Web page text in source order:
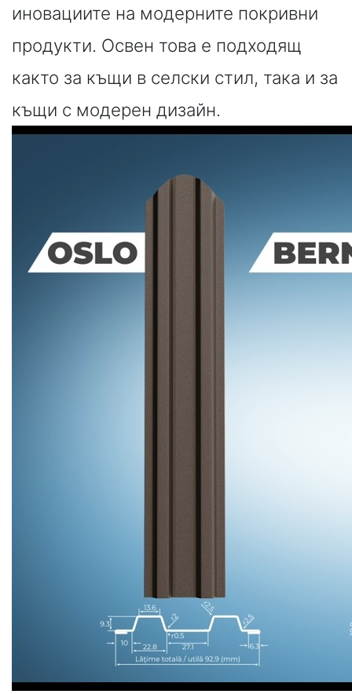
иновациите на модерните покривни
продукти. Освен това е подходящ
както за къщи в селски стил, така и за
къщи с модерен дизайн.